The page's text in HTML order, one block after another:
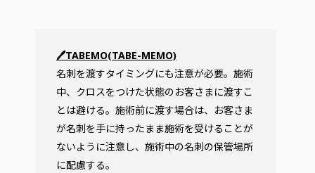
🖊TABEMO(TABE-MEMO)
名刺を渡すタイミングにも注意が必要。施術
中、クロスをつけた状態のお客さまに渡すこ
とは避ける。施術前に渡す場合は、お客さま
が名刺を手に持ったまま施術を受けることが
ないように注意し、施術中の名刺の保管場所
に配慮する。